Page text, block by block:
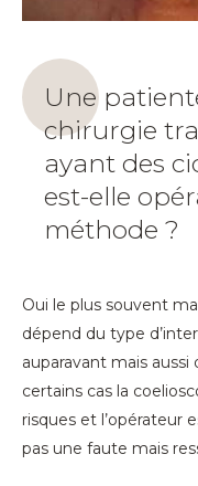
Une
chirurgie
ayant des
est-elle
méthode ?
Oui le plus souvent
dépend du type
auparavant mais aussi
certains cas la
risques et l’opérateur
pas une faute mais